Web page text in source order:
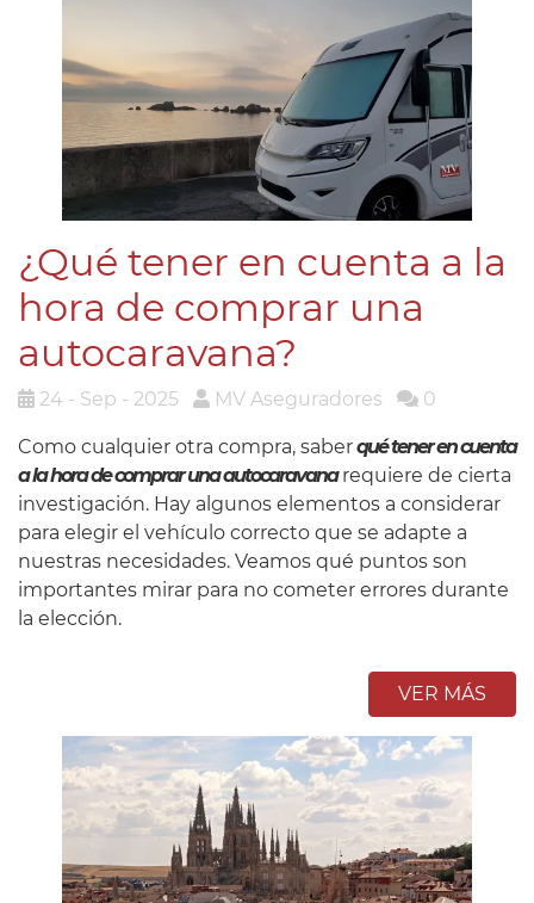
¿Qué tener en cuenta a la
hora de comprar una
autocaravana?
24 - Sep - 2025 MV Aseguradores 0
Como cualquier otra compra, saberqué tener en cuenta
a la hora de comprar una autocaravanarequiere de cierta
investigación. Hay algunos elementos a considerar
para elegir el vehículo correcto que se adapte a
nuestras necesidades. Veamos qué puntos son
importantes mirar para no cometer errores durante
la elección.
VER MÁS